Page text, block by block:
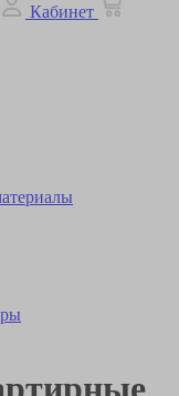
Кабинет